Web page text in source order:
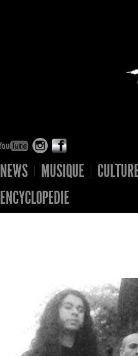
NEWS MUSIQUE
ENCYCLOPEDIE